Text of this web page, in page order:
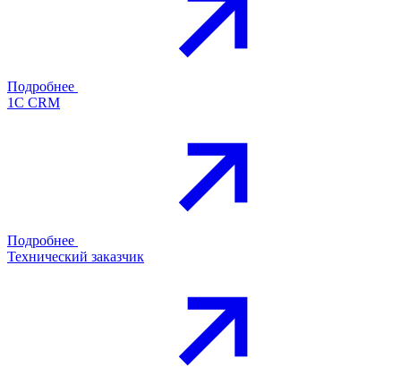
Подробнее
1С CRM
Подробнее
Технический заказчик